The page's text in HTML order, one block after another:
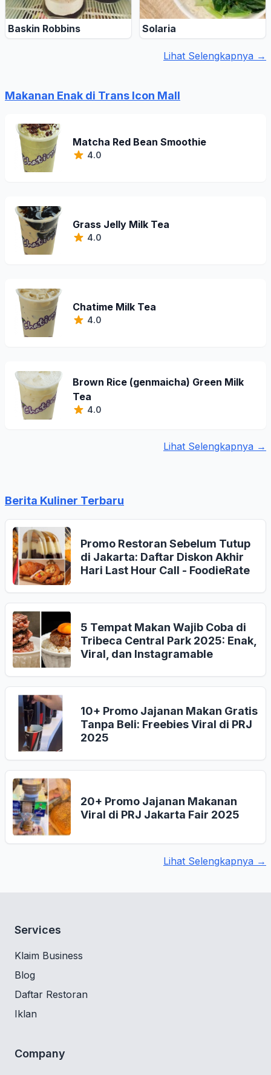
Baskin Robbins Solaria
Lihat Selengkapnya →
Makanan Enak di Trans Icon Mall
Matcha Red Bean Smoothie
4.0
Grass Jelly Milk Tea
4.0
Chatime Milk Tea
4.0
Brown Rice (genmaicha) Green Milk
Tea
4.0
Lihat Selengkapnya →
Berita Kuliner Terbaru
Promo Restoran Sebelum Tutup
di Jakarta: Daftar Diskon Akhir
Hari Last Hour Call - FoodieRate
5 Tempat Makan Wajib Coba di
Tribeca Central Park 2025: Enak,
Viral, dan Instagramable
10+ Promo Jajanan Makan Gratis
Tanpa Beli: Freebies Viral di PRJ
2025
20+ Promo Jajanan Makanan
Viral di PRJ Jakarta Fair 2025
Lihat Selengkapnya →
Services
Klaim Business
Blog
Daftar Restoran
Iklan
Company